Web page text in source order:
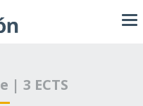
| 3 ECTS